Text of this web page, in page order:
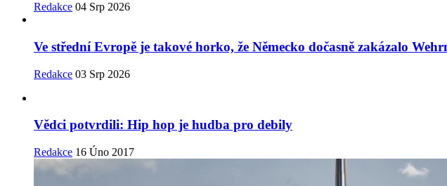
Redakce 04 Srp 2026
Ve střední Evropě je takové horko, že Německo dočasně zakázalo
Redakce 03 Srp 2026
Vědci potvrdili: Hip hop je hudba pro debily
Redakce 16 Úno 2017